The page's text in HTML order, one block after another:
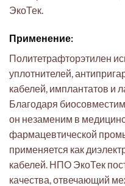
ЭкоТек.
Применение:
Политетрафторэтилен
уплотнителей,
кабелей, имплантатов и
Благодаря
он незаменим в
фармацевтической
применяется как
кабелей. НПО ЭкоТек
качества, отвечающий